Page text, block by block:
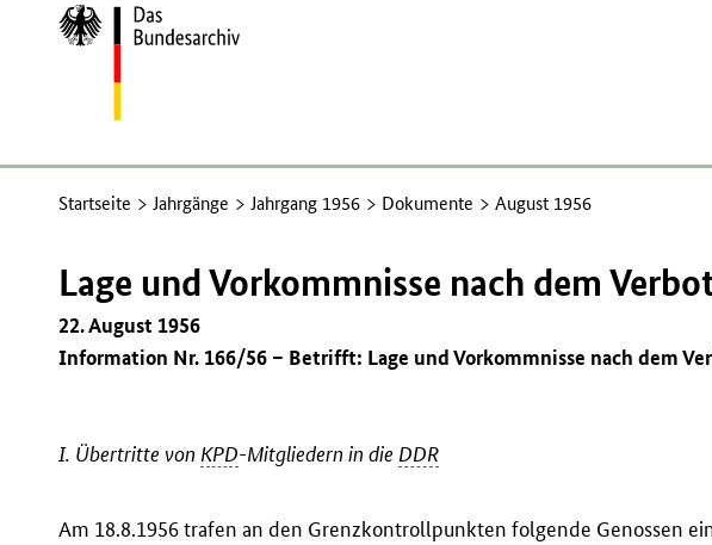
Zur
Startseite
Startseite Jahrgänge Jahrgang 1956 Dokumente August 1956
Lage und Vorkommnisse nach dem
22. August 1956
Information Nr. 166/56 – Betrifft: Lage und Vorkommnisse nach dem
I. Übertritte von KPD-Mitgliedern in die DDR
Am 18.8.1956 trafen an den Grenzkontrollpunkten folgende Genossen